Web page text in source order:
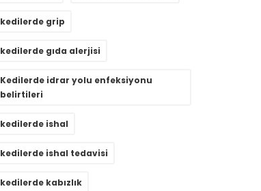
kedilerde grip
kedilerde gıda alerjisi
Kedilerde idrar yolu enfeksiyonu
belirtileri
kedilerde ishal
kedilerde ishal tedavisi
kedilerde kabızlık